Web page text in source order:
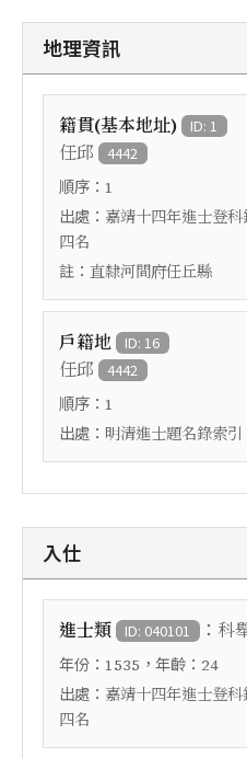
地理資訊
籍貫(基本地址) ID: 1
任邱 4442
順序： 1
出處： 嘉靖十四年進士登
四名
註： 直隸河間府任丘縣
戶籍地 ID: 16
任邱 4442
順序： 1
出處： 明清進士題名錄索引
入仕
進士類 ID: 040101 ： 科
年份： 1535 ，年齡： 24
出處： 嘉靖十四年進士登
四名